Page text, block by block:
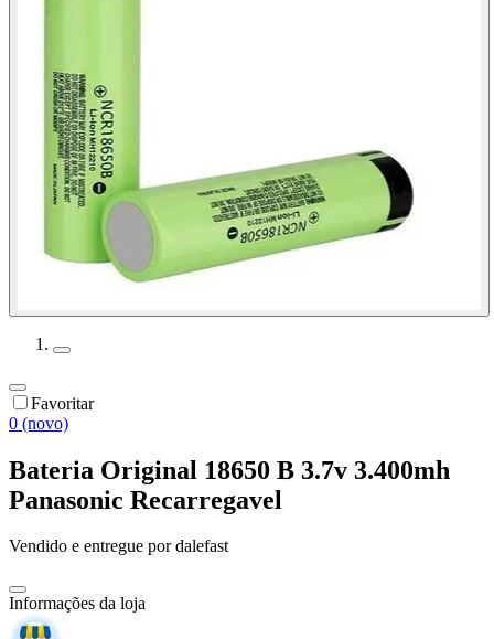
Favoritar
0 (novo)
Bateria Original 18650 B 3.7v 3.400mh
Panasonic Recarregavel
Vendido e entregue por dalefast
Informações da loja